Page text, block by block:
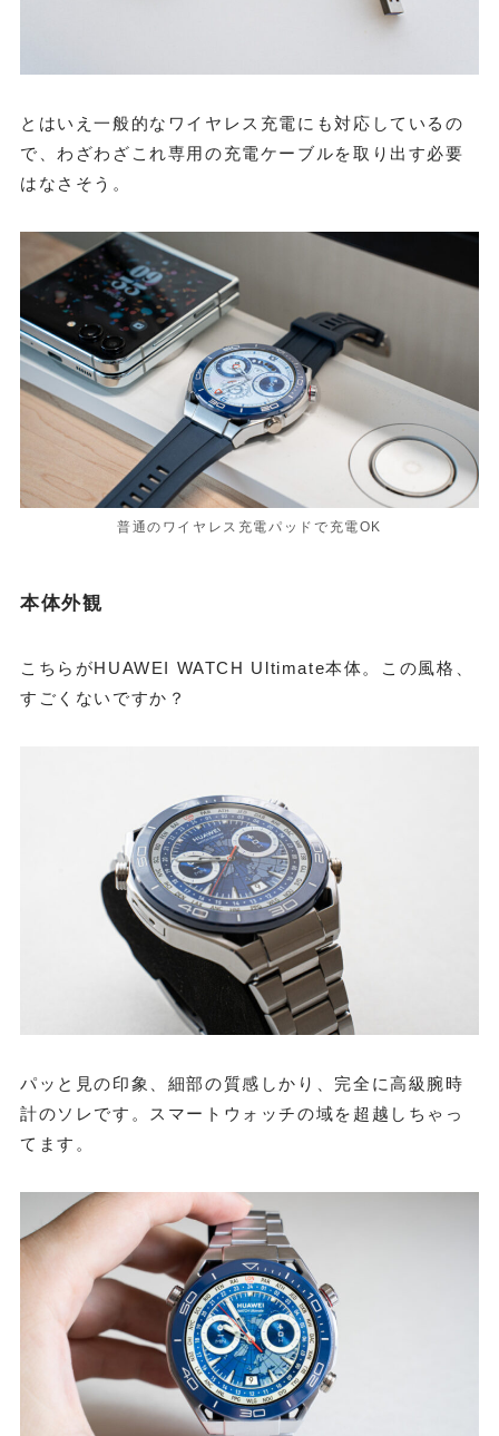
とはいえ一般的なワイヤレス充電にも対応しているの
で、わざわざこれ専用の充電ケーブルを取り出す必要
はなさそう。
普通のワイヤレス充電パッドで充電OK
本体外観
こちらがHUAWEI WATCH Ultimate本体。この風格、
すごくないですか？
パッと見の印象、細部の質感しかり、完全に高級腕時
計のソレです。スマートウォッチの域を超越しちゃっ
てます。